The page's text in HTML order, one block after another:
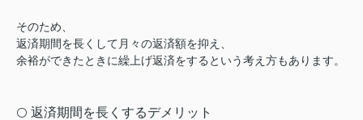
そのため、
返済期間を長くして月々の返済額を抑え、
余裕ができたときに繰上げ返済をするという考え方もあります。
⚪️ 返済期間を長くするデメリット